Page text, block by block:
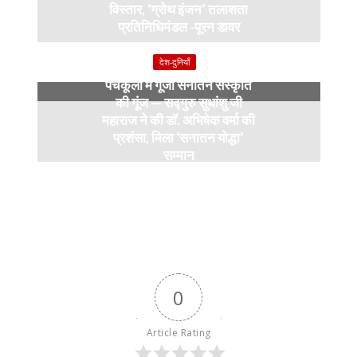
विस्तार, ‘ग्रोथ इंजन’ तलाशता
प्रतिनिधिमंडल -पूरन डावर
9 months ago
देश-दुनियाँ
पंचकूला में गूंजी सनातन संस्कृति
की गूंज — सद्गुरु सुधांशु जी
महाराज ने की डॉ. अभिषेक वर्मा की
प्रशंसा, मिला ‘सनातन योद्धा’
सम्मान
0
Article Rating